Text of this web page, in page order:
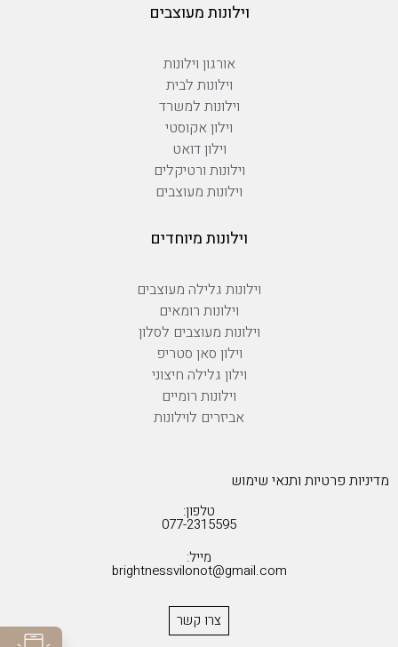
וילונות מעוצבים
אורגון וילונות
וילונות לבית
וילונות למשרד
וילון אקוסטי
וילון דואט
וילונות ורטיקלים
וילונות מעוצבים
וילונות מיוחדים
וילונות גלילה מעוצבים
וילונות רומאים
וילונות מעוצבים לסלון
וילון סאן סטריפ
וילון גלילה חיצוני
וילונות רומיים
אביזרים לוילונות
מדיניות פרטיות ותנאי שימוש
טלפון:
077-2315595
מייל:
brightnessvilonot@gmail.com
צרו קשר